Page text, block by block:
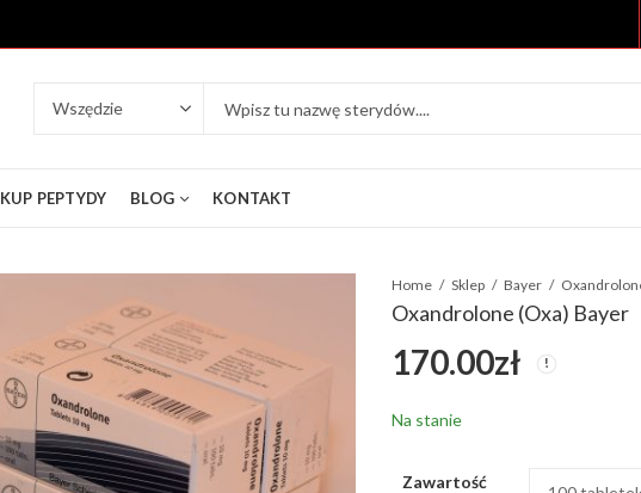
KUP PEPTYDY BLOG KONTAKT
Home Sklep Bayer
Oxandrolone (Oxa) Bayer
170.00zł
Na stanie
Zawartość